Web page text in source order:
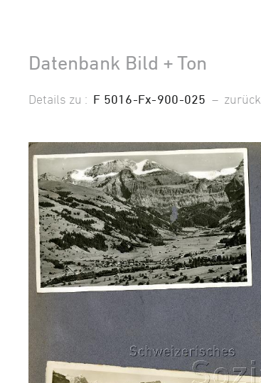
Datenbank Bild + Ton
Details zu : F 5016-Fx-900-025 – zurück